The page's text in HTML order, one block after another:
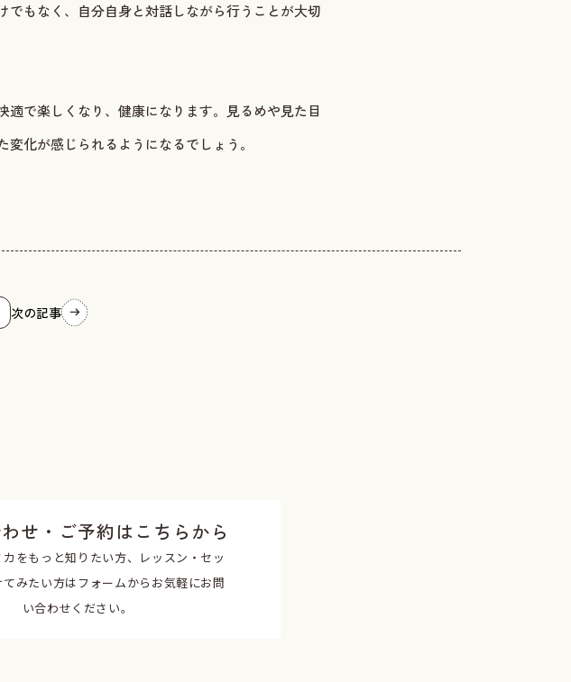
もなく、自分自身と対話しながら行うことが大切
で楽しくなり、健康になります。見るめや見た目
化が感じられるようになるでしょう。
次の記事
せ・ご予約はこちらから
をもっと知りたい方、レッスン・セッ
みたい方はフォームからお気軽にお問
い合わせください。